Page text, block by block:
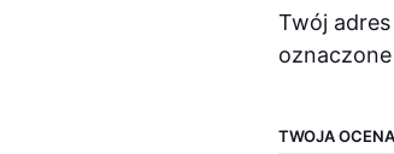
Twój
oznaczone
TWOJA OCENA